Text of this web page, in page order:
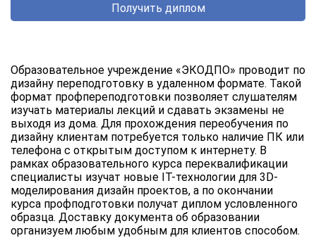
Получить диплом
Образовательное учреждение «ЭКОДПО» проводит по
дизайну переподготовку в удаленном формате. Такой
формат профпереподготовки позволяет слушателям
изучать материалы лекций и сдавать экзамены не
выходя из дома. Для прохождения переобучения по
дизайну клиентам потребуется только наличие ПК или
телефона с открытым доступом к интернету. В
рамках образовательного курса переквалификации
специалисты изучат новые IT-технологии для 3D-
моделирования дизайн проектов, а по окончании
курса профподготовки получат диплом условленного
образца. Доставку документа об образовании
организуем любым удобным для клиентов способом.